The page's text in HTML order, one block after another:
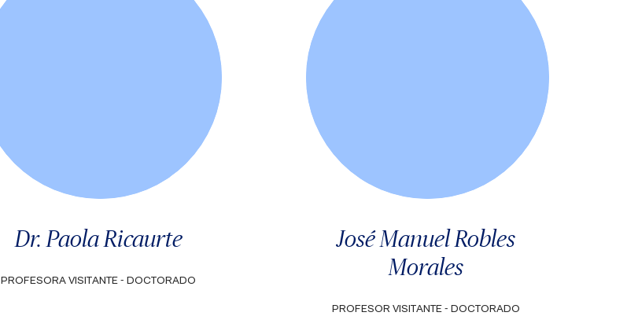
Dr. Paola Ricaurte
PROFESORA VISITANTE - DOCTORADO
José Manuel Robles
Morales
PROFESOR VISITANTE - DOCTORADO